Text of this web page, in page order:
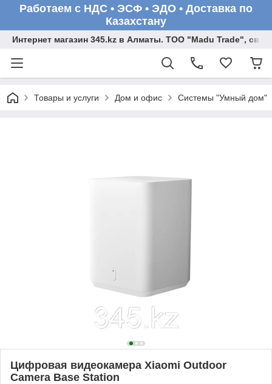
Работаем с НДС • ЭСФ • ЭДО • Доставка по
Казахстану
Интернет магазин 345.kz в Алматы. ТОО "Madu Trade",
Товары и услуги Дом и офис Системы "Умный дом"
Цифровая видеокамера Xiaomi Outdoor
Camera Base Station